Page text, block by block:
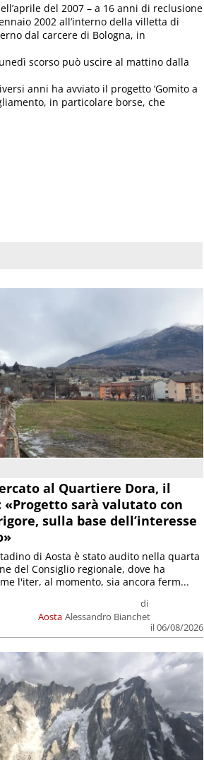
del 2007 – a 16 anni di reclusione
2002 all’interno della villetta di
dal carcere di Bologna, in
scorso può uscire al mattino dalla
anni ha avviato il progetto ‘Gomito a
in particolare borse, che
al Quartiere Dora, il
«Progetto sarà valutato con
sulla base dell’interesse
Aosta
di
Alessandro Bianchet
il 06/08/2026
di Aosta è stato audito nella quarta
del Consiglio regionale, dove ha
l'iter, al momento, sia ancora ferm...